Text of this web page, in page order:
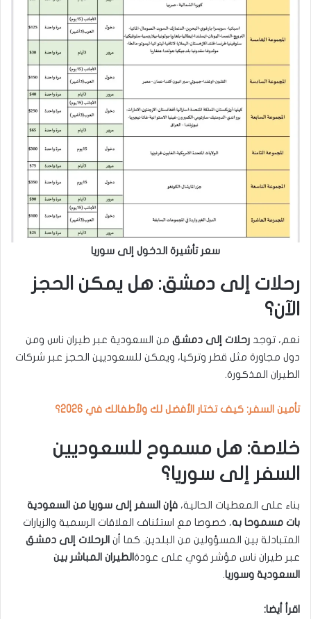
سعر تأشيرة الدخول إلى سوريا
رحلات إلى دمشق: هل يمكن الحجز
الآن؟
نعم، توجد رحلات إلى دمشق من السعودية عبر طيران ناس ومن
دول مجاورة مثل قطر وتركيا، ويمكن للسعوديين الحجز عبر شركات
الطيران المذكورة.
تأمين السفر: كيف تختار الأفضل لك ولأطفالك في 2026؟
خلاصة: هل مسموح للسعوديين
السفر إلى سوريا؟
بناء على المعطيات الحالية، فإن السفر إلى سوريا من السعودية
بات مسموحا به، خصوصا مع استئناف العلاقات الرسمية والزيارات
المتبادلة بين المسؤولين من البلدين. كما أن الرحلات إلى دمشق
عبر طيران ناس مؤشر قوي على عودةالطيران المباشر بين
السعودية وسوريا.
اقرأ أيضا: